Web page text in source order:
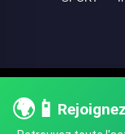
🌍📱